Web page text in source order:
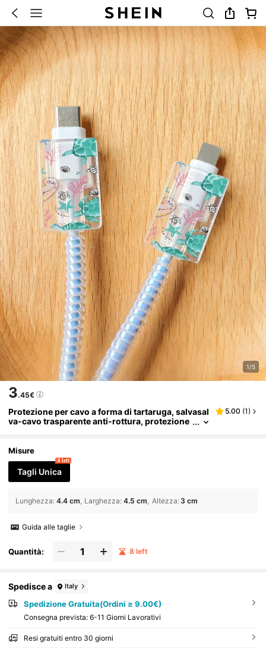
1/5
3.45€
Protezione per cavo a forma di tartaruga, salvasal
va-cavo trasparente anti-rottura, protezione
5.00 (1)
Misure
Tagli Unica
8 left
Lunghezza: 4.4 cm Larghezza: 4.5 cm Altezza: 3 cm
Guida alle taglie
Quantità: 8 left
Spedisce a Italy
Spedizione Gratuita(Ordini ≥ 9.00€)
Consegna prevista: 6-11 Giorni Lavorativi
Resi gratuiti entro 30 giorni